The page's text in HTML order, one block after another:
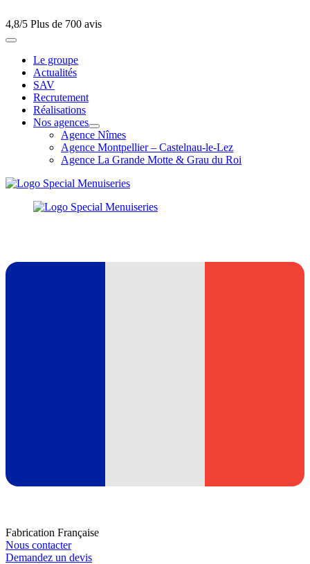
4,8/5 Plus de 700 avis
Le groupe
Actualités
SAV
Recrutement
Réalisations
Nos agences
Agence Nîmes
Agence Montpellier – Castelnau-le-Lez
Agence La Grande Motte & Grau du Roi
Fabrication Française
Nous contacter
Demandez un devis